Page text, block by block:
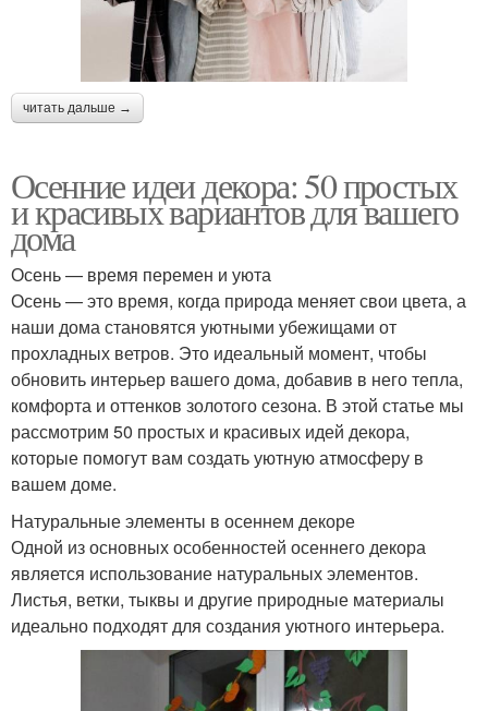
читать дальше →
Осенние идеи декора: 50 простых
и красивых вариантов для вашего
дома
Осень — время перемен и уюта
Осень — это время, когда природа меняет свои цвета, а
наши дома становятся уютными убежищами от
прохладных ветров. Это идеальный момент, чтобы
обновить интерьер вашего дома, добавив в него тепла,
комфорта и оттенков золотого сезона. В этой статье мы
рассмотрим 50 простых и красивых идей декора,
которые помогут вам создать уютную атмосферу в
вашем доме.
Натуральные элементы в осеннем декоре
Одной из основных особенностей осеннего декора
является использование натуральных элементов.
Листья, ветки, тыквы и другие природные материалы
идеально подходят для создания уютного интерьера.